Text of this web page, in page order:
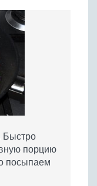
Быстро
порцию
посыпаем